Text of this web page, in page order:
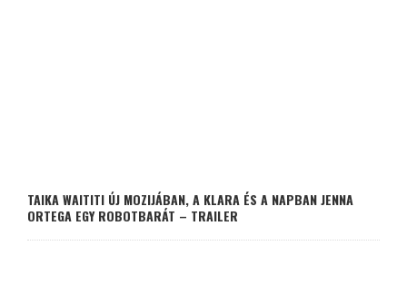
TAIKA WAITITI ÚJ MOZIJÁBAN, A KLARA ÉS A NAPBAN JENNA
ORTEGA EGY ROBOTBARÁT – TRAILER